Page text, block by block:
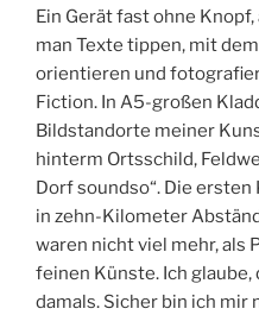
Ein Gerät fast ohne
man Texte tippen, mit
orientieren und
Fiction. In A5-großen
Bildstandorte meiner
hinterm Ortsschild,
Dorf soundso“. Die
in zehn-Kilometer
waren nicht viel mehr, als
feinen Künste. Ich
damals. Sicher bin ich mir